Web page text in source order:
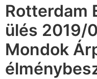
Rotterdam
ülés 2019/
Mondok